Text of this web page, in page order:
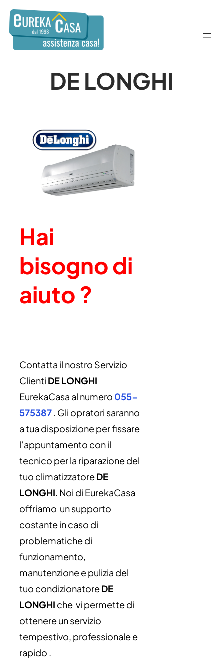
DE LONGHI
Hai
bisogno di
aiuto ?
Contatta il nostro Servizio
Clienti DE LONGHI
EurekaCasa al numero 055-
575387 Gli opratori saranno
a tua disposizione per fissare
l’appuntamento con il
tecnico per la riparazione del
tuo climatizzatoreDE
LONGHI . Noi di EurekaCasa
offriamo un supporto
costante in caso di
problematiche di
funzionamento,
manutenzione e pulizia del
tuo condizionatoreDE
LONGHI che vi permette di
ottenere un servizio
tempestivo, professionale e
rapido .